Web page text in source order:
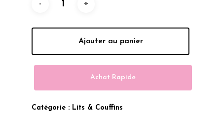
1,550.00 Dhs.
1,049.00
Ajouter au panier
Achat Rapide
Catégorie : Lits & Couffins